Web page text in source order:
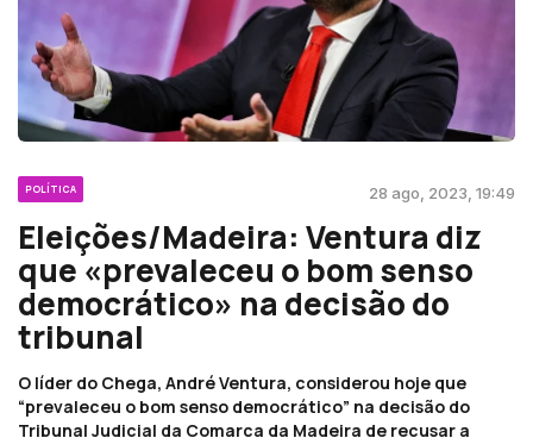
POLÍTICA 28 ago, 2023, 19:49
Eleições/Madeira: Ventura diz
que «prevaleceu o bom senso
democrático» na decisão do
tribunal
O líder do Chega, André Ventura, considerou hoje que
“prevaleceu o bom senso democrático” na decisão do
Tribunal Judicial da Comarca da Madeira de recusar a